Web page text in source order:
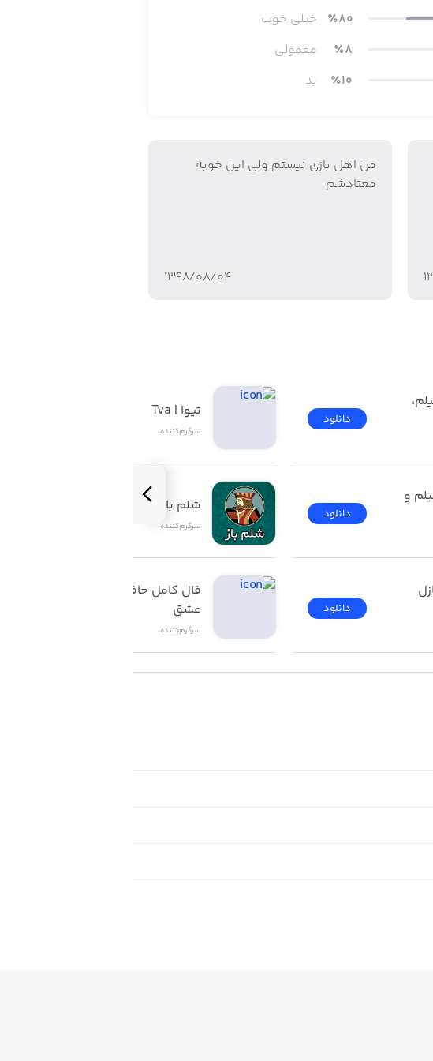
٪80
خیلی خوب
٪8
معمولی
٪10 بد
من اهل بازي نيستم ولي اين خوبه
معتادشم
۱۳۹۸/۰۸/۰۴
دانلود
دانلود
دانلود
تیوا | Tva
سرگرم‌کننده
شلم باز | ShelemBaz
سرگرم‌کننده
عشق
سرگرم‌کننده